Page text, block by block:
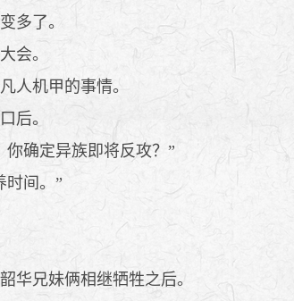
多了。
会。
人机甲的事情。
后。
确定异族即将反攻？”
间。”
兄妹俩相继牺牲之后。